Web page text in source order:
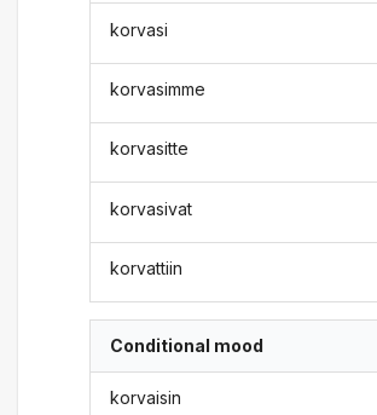
korvasi
korvasimme
korvasitte
korvasivat
korvattiin
Conditional mood
korvaisin